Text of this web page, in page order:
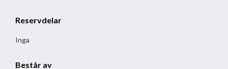
Reservdelar
Inga
Består av